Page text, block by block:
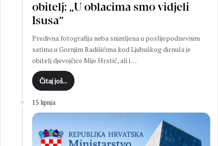
obitelj: „U oblacima smo vidjeli
Isusa”
Predivna fotografija neba snimljena u poslijepodnevnim
satima u Gornjim Radišićima kod Ljubuškog dirnula je
obitelj djevojčice Mije Hrstić, ali i…
Čitaj još...
15 lipnja